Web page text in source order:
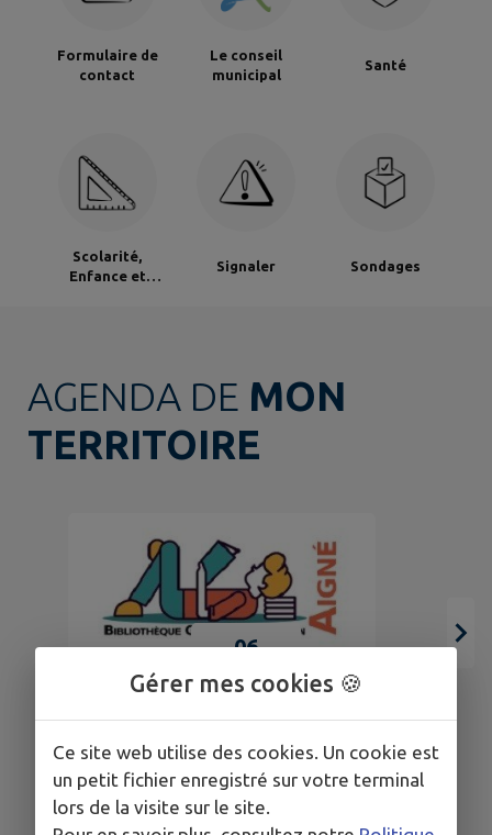
Formulaire de
contact
Le conseil
municipal
Santé
Scolarité,
Enfance et
Signaler Sondages
AGENDA DE MON
TERRITOIRE
06
La bibliothèque vous accueille
Gérer mes cookies 🍪
Ce site web utilise des cookies. Un cookie est
un petit fichier enregistré sur votre terminal
lors de la visite sur le site.